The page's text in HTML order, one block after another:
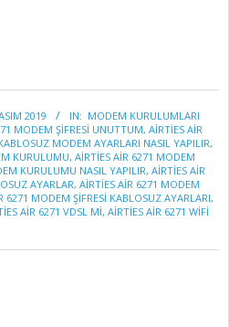
2019 IN: MODEM KURULUMLARI
MODEM ŞIFRESI UNUTTUM, AIRTIES AIR
MODEM AYARLARI NASIL YAPILIR,
KURULUMU, AIRTIES AIR 6271 MODEM
KURULUMU NASIL YAPILIR, AIRTIES AIR
AYARLAR, AIRTIES AIR 6271 MODEM
6271 MODEM ŞIFRESI KABLOSUZ AYARLARI,
AIR 6271 VDSL MI, AIRTIES AIR 6271 WIFI